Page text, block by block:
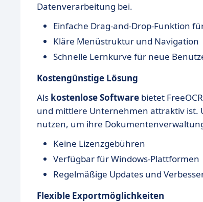
Datenverarbeitung bei.
Einfache Drag-and-Drop-Funktion
Kläre Menüstruktur und Navigation
Schnelle Lernkurve für neue
Kostengünstige Lösung
Als kostenlose Software bietet
und mittlere Unternehmen attraktiv ist.
nutzen, um ihre
Keine Lizenzgebühren
Verfügbar für Windows-Plattformen
Regelmäßige Updates und
Flexible Exportmöglichkeiten